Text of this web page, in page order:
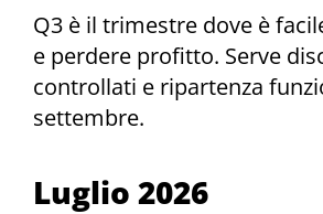
Q3 è il trimestre dove è
e perdere profitto. Serve
controllati e ripartenza
settembre.
Luglio 2026